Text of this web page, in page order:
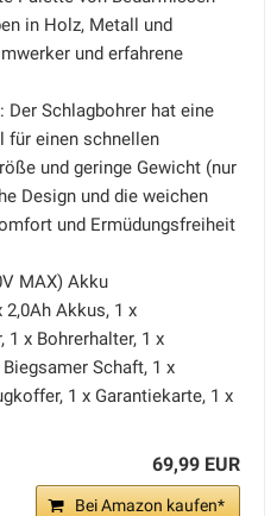
in Holz, Metall und
und erfahrene
Schlagbohrer hat eine
für einen schnellen
und geringe Gewicht (nur
Design und die weichen
und Ermüdungsfreiheit
MAX) Akku
2,0Ah Akkus, 1 x
1 x Bohrerhalter, 1 x
Schaft, 1 x
1 x Garantiekarte, 1 x
69,99 EUR
Bei Amazon kaufen*